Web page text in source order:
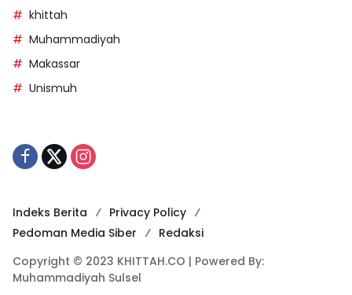
khittah
Muhammadiyah
Makassar
Unismuh
Indeks Berita
Privacy Policy
Pedoman Media Siber
Redaksi
Copyright © 2023 KHITTAH.CO | Powered By:
Muhammadiyah Sulsel